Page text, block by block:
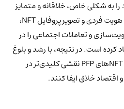
به شکلی خاص، خلاقانه و متمایز
معرفی کنند. این ارتباط میان هویت فردی و تصویر پروفایل NFT،
و تعاملات اجتماعی را در
است. در نتیجه، با رشد و بلوغ
بیشتر این فضا، انتظار می‌رود NFTهای PFP نقشی کلیدی‌تر در
خلاق ایفا کنند.